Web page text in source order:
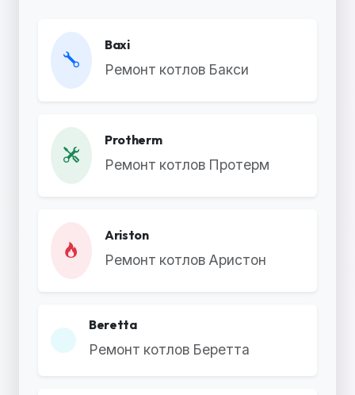
Baxi
Ремонт котлов Бакси
Protherm
Ремонт котлов Протерм
Ariston
Ремонт котлов Аристон
Beretta
Ремонт котлов Беретта